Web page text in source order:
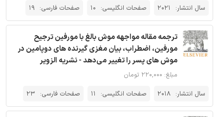
سال انتشار:
2021 صفحات انگلیسی: 10 صفحات فارسی: 19
ترجمه مقاله مواجهه موش بالغ با مورفین ترجیح
مورفین، اضطراب، بیان مغزی گیرنده های دوپامین در
موش های پسر را تغییر می‌دهد - نشریه الزویر
مبلغ: ۲۲۰,۰۰۰ تومان
سال انتشار: 2018 صفحات انگلیسی: 11 صفحات فارسی: 23